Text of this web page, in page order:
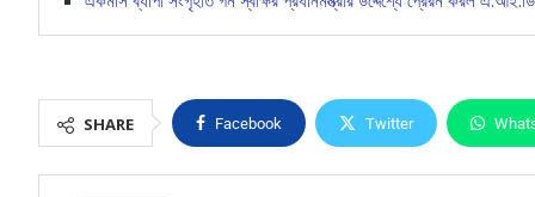
SHARE Facebook Twitter